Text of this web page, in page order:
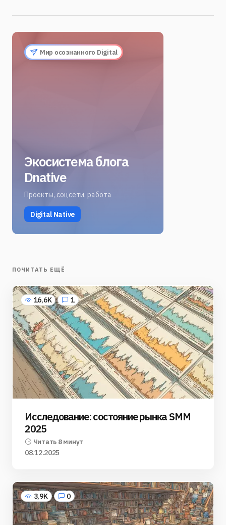
Мир осознанного Digital
Экосистема блога
Dnative
Проекты, соцсети, работа
Digital Native
ПОЧИТАТЬ ЕЩЁ
16,6K 1
Исследование: состояние рынка SMM
2025
Читать 8 минут
08.12.2025
3,9K 0